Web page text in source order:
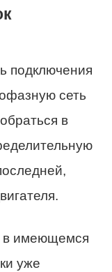
подключения
сеть
в
в имеющемся
уже